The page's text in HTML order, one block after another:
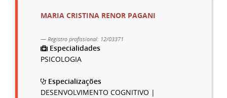
MARIA CRISTINA RENOR PAGANI
Registro profissional: 12/03371
Especialidades
PSICOLOGIA
Especializações
DESENVOLVIMENTO COGNITIVO |